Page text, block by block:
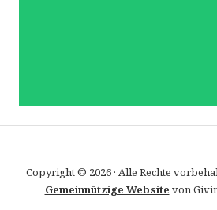
Copyright © 2026 · Alle Rechte
Gemeinnützige Website von